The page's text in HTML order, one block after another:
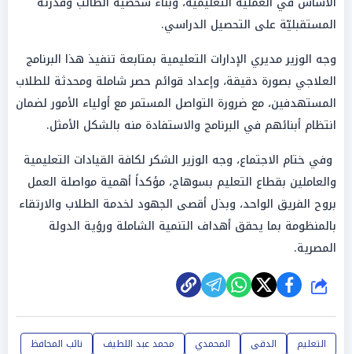
المستقبليّة على التحصيل الدراسي.
وجه الوزير مديري الإدارات التعليمية بمتابعة تنفيذ هذا البرنامج
العلاجي بصورة دقيقة، وإعداد قوائم حصر شاملة ومحدثة للطلاب
المستهدفين، مع ضرورة التواصل المستمر مع أولياء الأمور لضمان
انتظام أبنائهم في البرنامج والاستفادة منه بالشكل الأمثل.
وفي ختام الاجتماع، وجه الوزير الشكر لكافة القيادات التعليمية
والعاملين بقطاع التعليم بسوهاج، مؤكداً أهمية مواصلة العمل
بروح الفريق الواحد، وبذل أقصى الجهود لخدمة الطلاب والارتقاء
بالمنظومة بما يحقق أهداف التنمية الشاملة ورؤية الدولة
المصرية.
شارك
التعليم الدقى المحمدي محمد عبد اللطيف
نائب المحافظ